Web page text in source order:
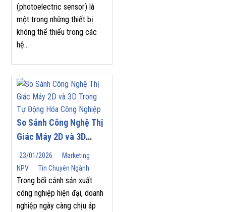
(photoelectric sensor) là
một trong những thiết bị
không thể thiếu trong các
hệ...
So Sánh Công Nghệ Thị
Giác Máy 2D và 3D
Trong Tự Động Hóa
Công Nghiệp
23/01/2026
Marketing
NPV
Tin Chuyên Ngành
Trong bối cảnh sản xuất
công nghiệp hiện đại, doanh
nghiệp ngày càng chịu áp